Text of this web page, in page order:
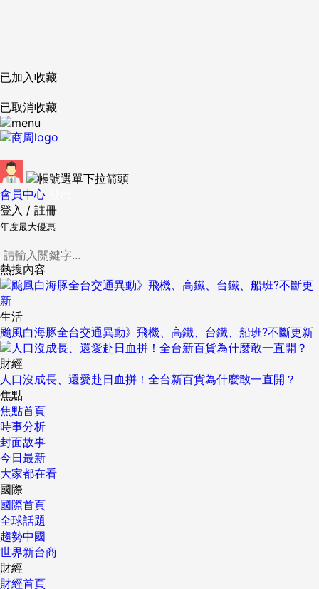
已加入收藏
已取消收藏
會員中心
登入 / 註冊
年度最大優惠
熱搜內容
生活
颱風白海豚全台交通異動》飛機、高鐵、台鐵、船班?不斷更新
財經
人口沒成長、還愛赴日血拼！全台新百貨為什麼敢一直開？
焦點
焦點首頁
時事分析
封面故事
今日最新
大家都在看
國際
國際首頁
全球話題
趨勢中國
世界新台商
財經
財經首頁